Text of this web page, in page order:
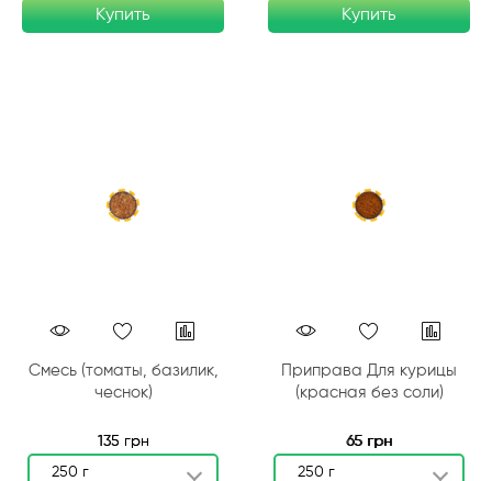
Купить Купить
Смесь (томаты, базилик,
чеснок)
135 грн
250 г
Приправа Для курицы
(красная без соли)
65 грн
250 г